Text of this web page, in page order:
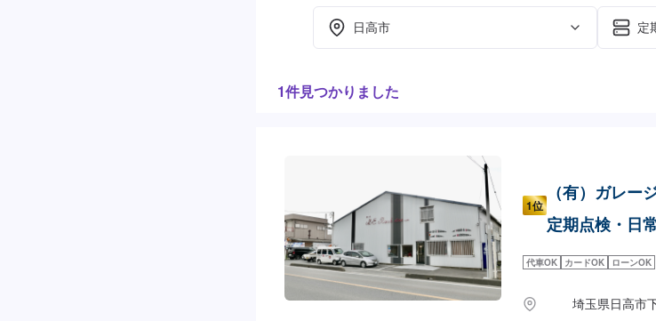
日高市 定
1件見つかりました
1位
（有）ガレー
定期点検・日
代車OK カードOK ローンOK
埼玉県日高市